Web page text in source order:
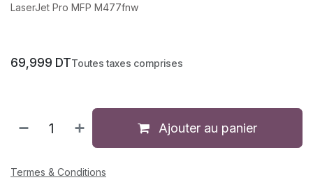
LaserJet Pro MFP M477fnw
69,999 DTToutes taxes comprises
Ajouter au panier
Termes & Conditions